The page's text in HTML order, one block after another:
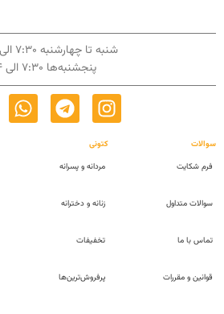
شنبه تا چهارشنبه 7:30 الی 15:30
پنجشنبه‌ها 7:30 الی 14
سوالات
فرم شکایت
سوالات متداول
تماس با ما
قوانین و مقررات
کتونی
مردانه و پسرانه
زنانه و دخترانه
تخفیفات
پرفروش‌ترین‌ها